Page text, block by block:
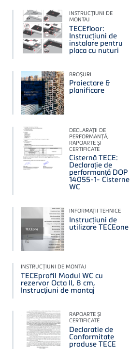
INSTRUCŢIUNI DE
MONTAJ
TECEfloor:
Instrucțiuni de
instalare pentru
placa cu nuturi
BROŞURI
Proiectare &
planificare
DECLARAŢII DE
PERFORMANŢĂ,
RAPOARTE ŞI
CERTIFICATE
Cisternă TECE:
Declarație de
performanță DOP
14055-1- Cisterne
WC
INFORMAŢII TEHNICE
Instrucțiuni de
utilizare TECEone
INSTRUCŢIUNI DE MONTAJ
TECEprofil Modul WC cu
rezervor Octa II, 8 cm,
Instrucțiuni de montaj
RAPOARTE ŞI
CERTIFICATE
Declaratie de
Conformitate
produse TECE